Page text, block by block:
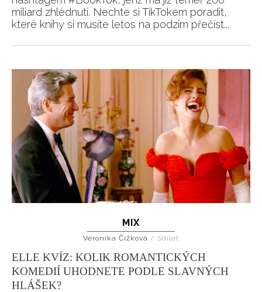
miliard zhlédnutí. Nechte si TikTokem poradit,
které knihy si musíte letos na podzim přečíst...
MIX
Veronika Čížková / Sdílet
ELLE KVÍZ: KOLIK ROMANTICKÝCH
KOMEDIÍ UHODNETE PODLE SLAVNÝCH
HLÁŠEK?